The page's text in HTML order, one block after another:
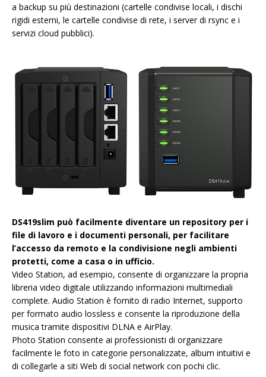
a backup su più destinazioni (cartelle condivise locali, i dischi
rigidi esterni, le cartelle condivise di rete, i server di rsync e i
servizi cloud pubblici).
DS419slim può facilmente diventare un repository per i
file di lavoro e i documenti personali, per facilitare
l’accesso da remoto e la condivisione negli ambienti
protetti, come a casa o in ufficio.
Video Station, ad esempio, consente di organizzare la propria
libreria video digitale utilizzando informazioni multimediali
complete. Audio Station è fornito di radio Internet, supporto
per formato audio lossless e consente la riproduzione della
musica tramite dispositivi DLNA e AirPlay.
Photo Station consente ai professionisti di organizzare
facilmente le foto in categorie personalizzate, album intuitivi e
di collegarle a siti Web di social network con pochi clic.